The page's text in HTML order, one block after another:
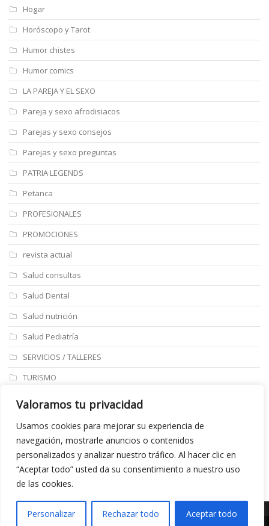
Valoramos tu privacidad
Usamos cookies para mejorar su experiencia de
navegación, mostrarle anuncios o contenidos
personalizados y analizar nuestro tráfico. Al hacer clic en
“Aceptar todo” usted da su consentimiento a nuestro uso
de las cookies.
Personalizar Rechazar todo Aceptar todo
Hogar
Horóscopo y Tarot
Humor chistes
Humor comics
LA PAREJA Y EL SEXO
Pareja y sexo afrodisiacos
Parejas y sexo consejos
Parejas y sexo preguntas
PATRIA LEGENDS
Petanca
PROFESIONALES
PROMOCIONES
revista actual
Salud consultas
Salud Dental
Salud nutrición
Salud Pediatría
SERVICIOS / TALLERES
TURISMO
ULTIMAS NOTICIAS
Aviso legal
©Copyright 2020 realizado porMarketing A Empresas